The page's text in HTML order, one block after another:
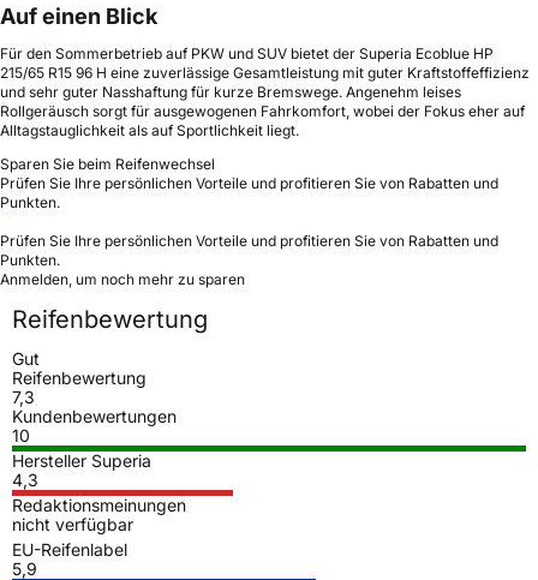
Auf einen Blick
Für den Sommerbetrieb auf PKW und SUV bietet der Superia Ecoblue HP
215/65 R15 96 H eine zuverlässige Gesamtleistung mit guter Kraftstoffeffizienz
und sehr guter Nasshaftung für kurze Bremswege. Angenehm leises
Rollgeräusch sorgt für ausgewogenen Fahrkomfort, wobei der Fokus eher auf
Alltagstauglichkeit als auf Sportlichkeit liegt.
Sparen Sie beim Reifenwechsel
Prüfen Sie Ihre persönlichen Vorteile und profitieren Sie von Rabatten und
Punkten.
Prüfen Sie Ihre persönlichen Vorteile und profitieren Sie von Rabatten und
Punkten.
Anmelden, um noch mehr zu sparen
Reifenbewertung
Gut
Reifenbewertung
7,3
Kundenbewertungen
10
Hersteller Superia
4,3
Redaktionsmeinungen
nicht verfügbar
EU-Reifenlabel
5,9